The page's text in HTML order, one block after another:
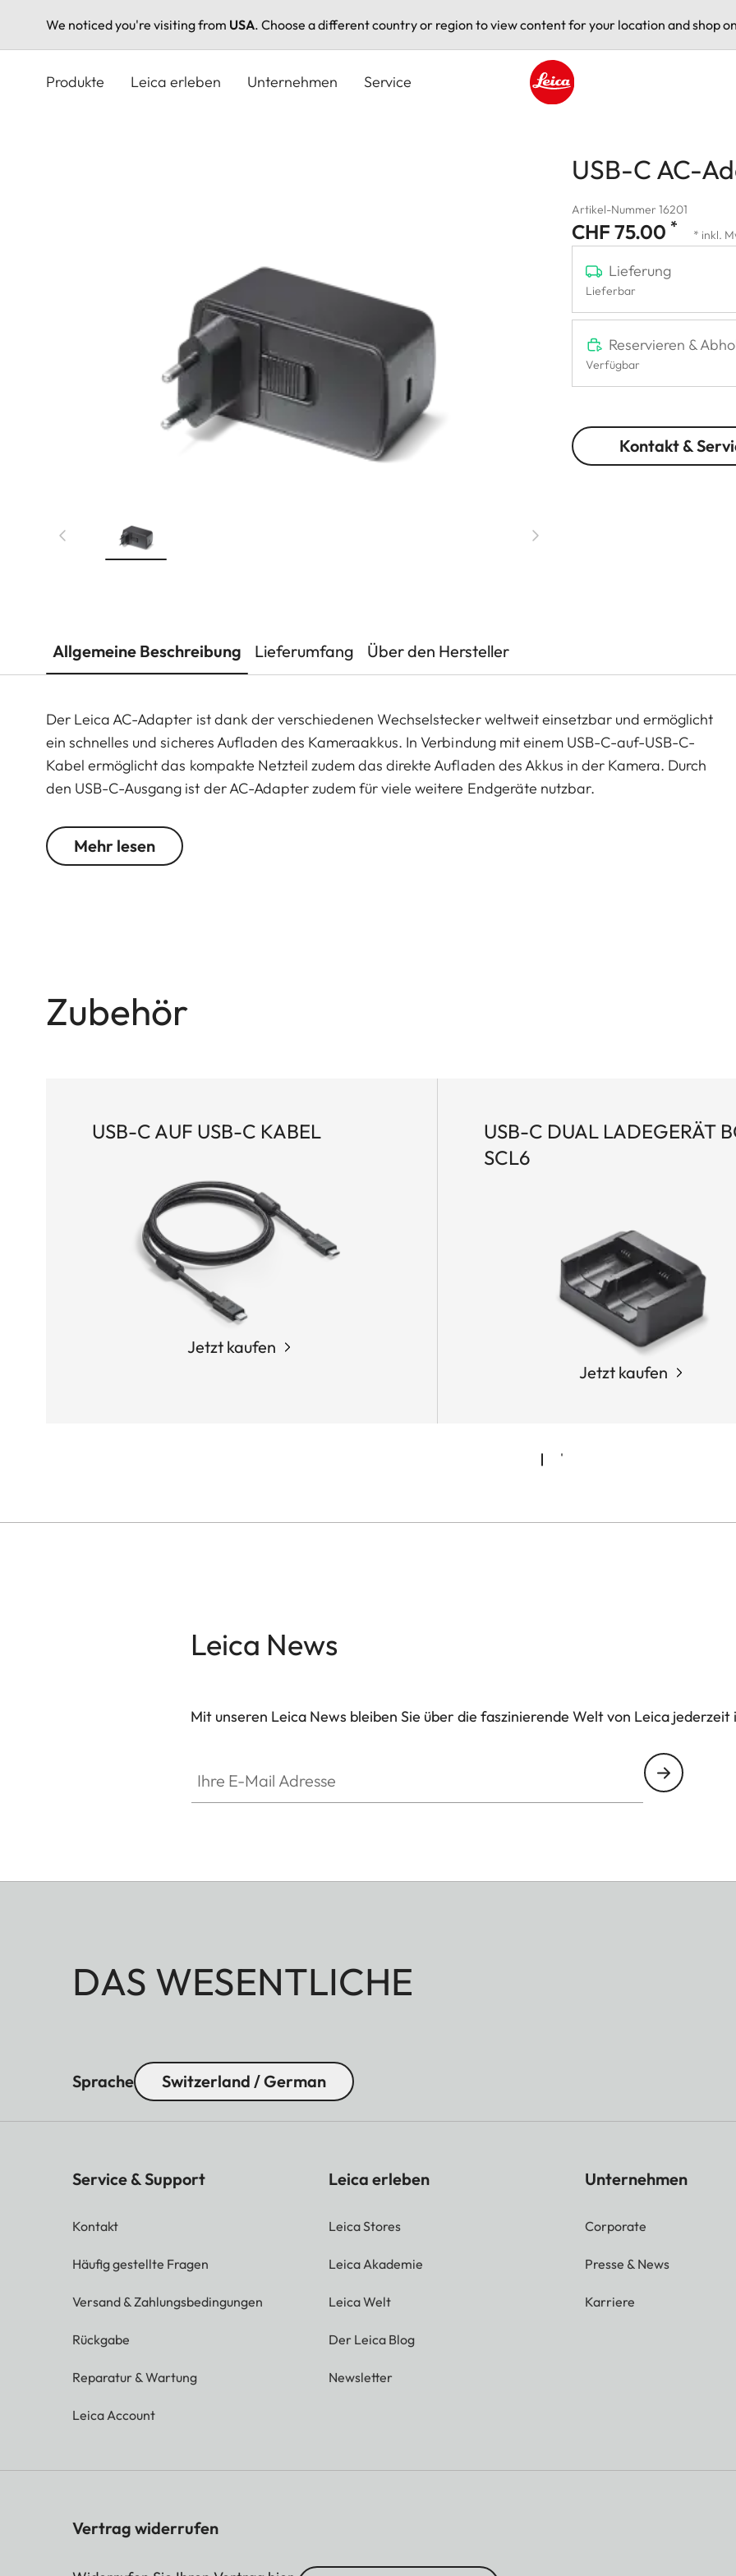
We noticed you're visiting from USA. Choose a different country or region to view content for your location and shop
Produkte Leica erleben Unternehmen Service
USB-C AC-
Artikel-Nummer 16201
CHF 75.00 * * inkl.
Lieferung
Lieferbar
Reservieren &
Verfügbar
Kontakt &
Allgemeine Beschreibung Lieferumfang Über den Hersteller
Der Leica AC-Adapter ist dank der verschiedenen Wechselstecker weltweit einsetzbar und ermöglicht
ein schnelles und sicheres Aufladen des Kameraakkus. In Verbindung mit einem USB-C-auf-USB-C-
Kabel ermöglicht das kompakte Netzteil zudem das direkte Aufladen des Akkus in der Kamera. Durch
den USB-C-Ausgang ist der AC-Adapter zudem für viele weitere Endgeräte nutzbar.
Input:
110 -240 V AC 50 /60 Hz 0.70 A
Mehr lesen
Zubehör
USB-C AUF USB-C KABEL
Jetzt kaufen
USB-C DUAL LADEGERÄT
SCL6
Jetzt kaufen
Leica News
Mit unseren Leica News bleiben Sie über die faszinierende Welt von Leica
DAS WESENTLICHE
Sprache Switzerland / German
Service & Support
Kontakt
Häufig gestellte Fragen
Versand & Zahlungsbedingungen
Rückgabe
Reparatur & Wartung
Leica Account
Leica erleben
Leica Stores
Leica Akademie
Leica Welt
Der Leica Blog
Newsletter
Unternehmen
Corporate
Presse & News
Karriere
Vertrag widerrufen